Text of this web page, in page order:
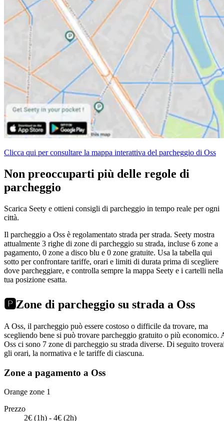
Clicca qui per consultare la mappa interattiva del parcheggio di Oss
Non preoccuparti più delle regole di
parcheggio
Scarica Seety e ottieni consigli di parcheggio in tempo reale per ogni
città.
Il parcheggio a Oss è regolamentato strada per strada. Seety mostra
attualmente 3 righe di zone di parcheggio su strada, incluse 6 zone a
pagamento, 0 zone a disco blu e 0 zone gratuite. Usa la tabella qui
sotto per confrontare tariffe, orari e limiti di durata prima di scegliere
dove parcheggiare, e controlla sempre la mappa Seety e i cartelli nella
tua posizione esatta.
🅿️Zone di parcheggio su strada a Oss
A Oss, il parcheggio può essere costoso o difficile da trovare, ma
scegliendo bene si può trovare parcheggio gratuito o più economico.
Oss ci sono 7 zone di parcheggio su strada diverse. Di seguito
gli orari, la normativa e le tariffe di ciascuna.
Zone a pagamento a Oss
Orange zone 1
Prezzo
2€ (1h) - 4€ (2h)